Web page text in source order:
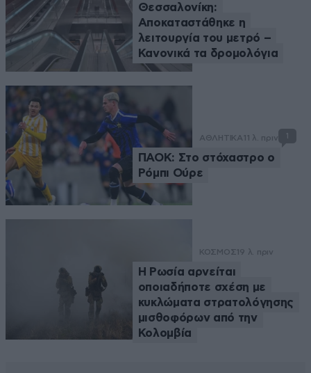
Θεσσαλονίκη:
Αποκαταστάθηκε η
λειτουργία του μετρό –
Κανονικά τα δρομολόγια
ΑΘΛΗΤΙΚΑ 11 λ. πριν
ΠΑΟΚ: Στο στόχαστρο ο
Ρόμπι Ούρε
ΚΟΣΜΟΣ 19 λ. πριν
Η Ρωσία αρνείται
οποιαδήποτε σχέση με
κυκλώματα στρατολόγησης
μισθοφόρων από την
Κολομβία